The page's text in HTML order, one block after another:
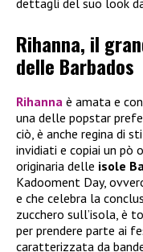
dettagli del suo look
Rihanna, il
delle Barbados
Rihanna è amata e
una delle popstar
ciò, è anche regina di
invidiati e copiai un pò
originaria delle isole
Kadooment Day,
e che celebra la
zucchero sull’isola, è
per prendere parte ai
caratterizzata da